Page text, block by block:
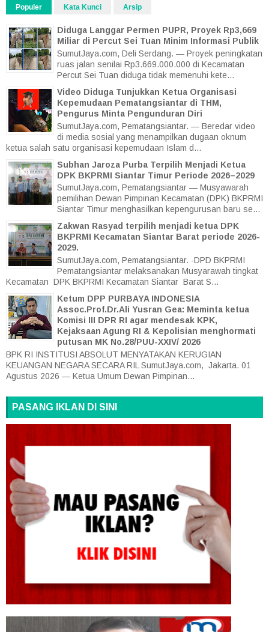
Populer Kata Kunci Arsip
Diduga Langgar Permen PUPR, Proyek Rp3,669
Miliar di Percut Sei Tuan Minim Informasi Publik
SumutJaya.com, Deli Serdang. — Proyek peningkatan
ruas jalan senilai Rp3.669.000.000 di Kecamatan
Percut Sei Tuan diduga tidak memenuhi kete...
Video Diduga Tunjukkan Ketua Organisasi
Kepemudaan Pematangsiantar di THM,
Pengurus Minta Pengunduran Diri
SumutJaya.com, Pematangsiantar. — Beredar video
di media sosial yang menampilkan dugaan oknum
ketua salah satu organisasi kepemudaan Islam d...
Subhan Jaroza Purba Terpilih Menjadi Ketua
DPK BKPRMI Siantar Timur Periode 2026–2029
SumutJaya.com, Pematangsiantar — Musyawarah
pemilihan Dewan Pimpinan Kecamatan (DPK) BKPRMI
Siantar Timur menghasilkan kepengurusan baru se...
Zakwan Rasyad terpilih menjadi ketua DPK
BKPRMI Kecamatan Siantar Barat periode 2026-
2029.
SumutJaya.com, Pematangsiantar. -DPD BKPRMI
Pematangsiantar melaksanakan Musyarawah tingkat
Kecamatan DPK BKPRMI Kecamatan Siantar Barat S...
Ketum DPP PURBAYA INDONESIA
Assoc.Prof.Dr.Ali Yusran Gea: Meminta ketua
Komisi III DPR RI agar mendesak KPK,
Kejaksaan Agung RI & Kepolisian menghormati
putusan MK No.28/PUU-XXIV/ 2026
BPK RI INSTITUSI ABSOLUT MENYATAKAN KERUGIAN
KEUANGAN NEGARA SECARA RIL SumutJaya.com, Jakarta. 01
Agustus 2026 — Ketua Umum Dewan Pimpinan...
PASANG IKLAN DI SINI